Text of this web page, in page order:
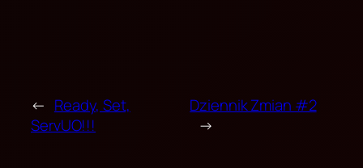
← Ready, Set,
ServUO!!!
Dziennik Zmian #2
→